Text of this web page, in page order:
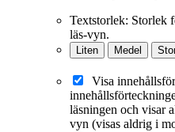
Textstorlek: Storlek
läs-vyn.
Liten Medel
Visa
läsningen och visar
vyn (visas aldrig i